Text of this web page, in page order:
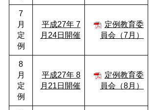
7
月
定
例
平成27年 7
月24日開催
定例教育委
員会（7月）
8
月
定
例
平成27年 8
月21日開催
定例教育委
員会（8月）